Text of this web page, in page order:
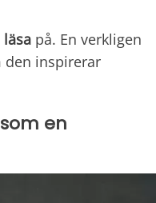
läsa på. En verkligen
den inspirerar
en